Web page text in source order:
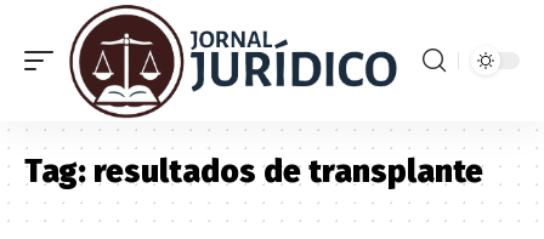
Tag: resultados de transplante